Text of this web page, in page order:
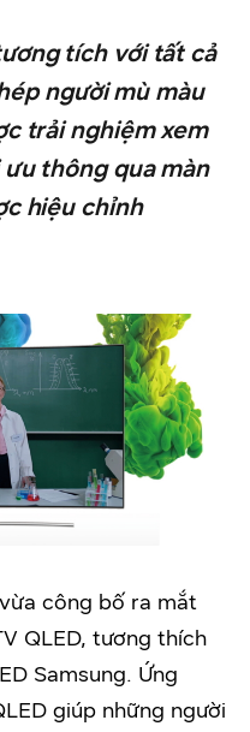
tích với tất cả
người mù màu
trải nghiệm xem
thông qua màn
hiệu chỉnh
công bố ra mắt
QLED, tương thích
Samsung. Ứng
giúp những người